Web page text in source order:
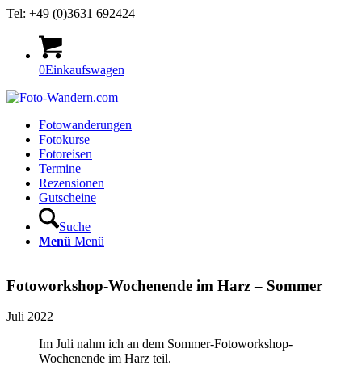
Tel: +49 (0)3631 692424
0Einkaufswagen
Fotowanderungen
Fotokurse
Fotoreisen
Termine
Rezensionen
Gutscheine
Suche
Menü Menü
Fotoworkshop-Wochenende im Harz – Sommer
Juli 2022
Im Juli nahm ich an dem Sommer-Fotoworkshop-
Wochenende im Harz teil.